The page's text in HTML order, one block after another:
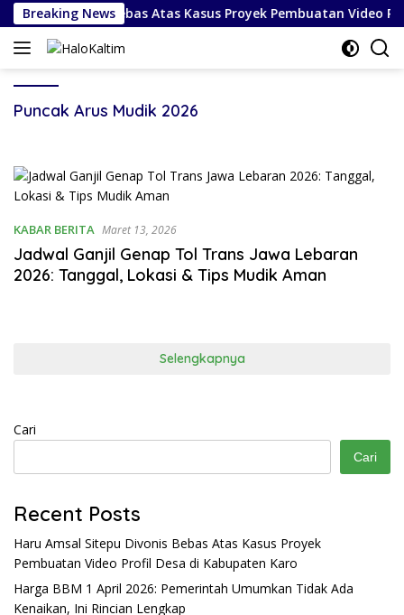
Langsung
ke
konten
Breaking News
Sitepu Divonis Bebas Atas Kasus Proyek Pembuatan Video
Puncak Arus Mudik 2026
KABAR BERITA Maret 13, 2026
Jadwal Ganjil Genap Tol Trans Jawa Lebaran
2026: Tanggal, Lokasi & Tips Mudik Aman
Selengkapnya
Cari
Cari
Recent Posts
Haru Amsal Sitepu Divonis Bebas Atas Kasus Proyek
Pembuatan Video Profil Desa di Kabupaten Karo
Harga BBM 1 April 2026: Pemerintah Umumkan Tidak Ada
Kenaikan, Ini Rincian Lengkap